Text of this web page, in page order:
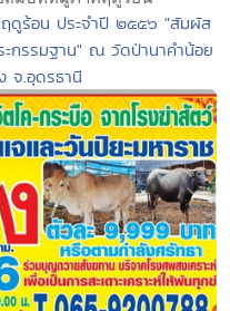
ฤดูร้อน ประจำปี ๒๕๕๖ "สัมผัส
กรรมฐาน" ณ วัดป่านาคำน้อย
จ.อุดรธานี